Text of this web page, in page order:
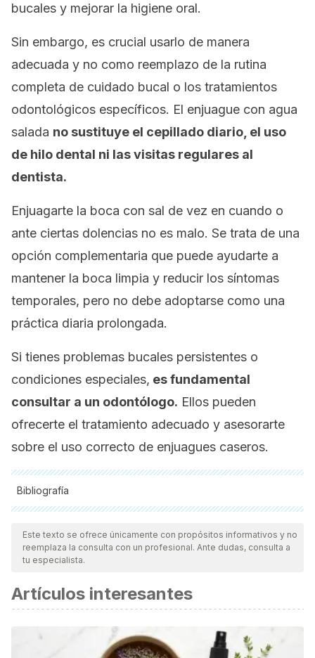
bucales y mejorar la higiene oral.
Sin embargo, es crucial usarlo de manera
adecuada y no como reemplazo de la rutina
completa de cuidado bucal o los tratamientos
odontológicos específicos. El enjuague con agua
salada no sustituye el cepillado diario, el uso
de hilo dental ni las visitas regulares al
dentista.
Enjuagarte la boca con sal de vez en cuando o
ante ciertas dolencias no es malo. Se trata de una
opción complementaria que puede ayudarte a
mantener la boca limpia y reducir los síntomas
temporales, pero no debe adoptarse como una
práctica diaria prolongada.
Si tienes problemas bucales persistentes o
condiciones especiales, es fundamental
consultar a un odontólogo. Ellos pueden
ofrecerte el tratamiento adecuado y asesorarte
sobre el uso correcto de enjuagues caseros.
Bibliografía
Todas las fuentes citadas fueron revisadas a profundidad por
nuestro equipo, para asegurar su calidad, confiabilidad,
vigencia y validez.La bibliografía de este artículo fue
científica.
Aravinth, V., Narayanan, M. A., Kumar, S. R., Selvamary, A. L.,
& Sujatha, A. (2017). Comparative evaluation of salt water
rinse with chlorhexidine against oral microbes: a school-
Este texto se ofrece únicamente con propósitos informativos y no
reemplaza la consulta con un profesional. Ante dudas, consulta a
tu especialista.
Artículos interesantes